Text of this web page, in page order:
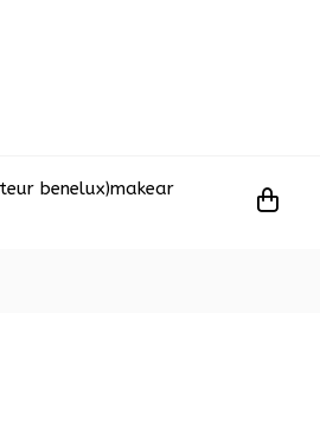
benelux)makear